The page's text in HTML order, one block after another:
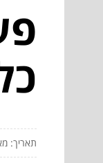
תאריך: מאי 19,